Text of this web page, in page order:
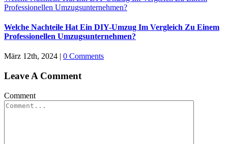
Professionellen Umzugsunternehmen?
Welche Nachteile Hat Ein DIY-Umzug Im Vergleich Zu Einem
Professionellen Umzugsunternehmen?
März 12th, 2024 | 0 Comments
Leave A Comment
Comment